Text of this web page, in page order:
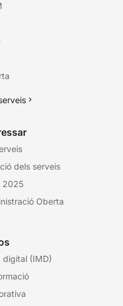
dels serveis
2025
Oberta
digital (IMD)